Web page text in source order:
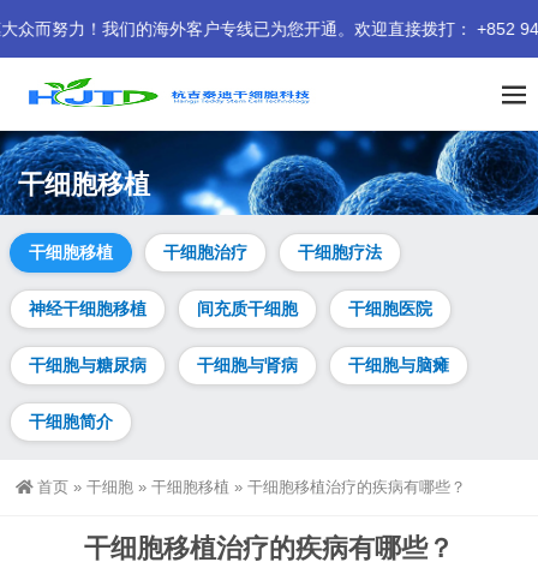
而努力！我们的海外客户专线已为您开通。欢迎直接拨打： +852
干细胞移植
干细胞移植 干细胞治疗 干细胞疗法
神经干细胞移植 间充质干细胞 干细胞医院
干细胞与糖尿病 干细胞与肾病 干细胞与脑瘫
干细胞简介
首页 » 干细胞 » 干细胞移植 » 干细胞移植治疗的疾病有哪些？
干细胞移植治疗的疾病有哪些？